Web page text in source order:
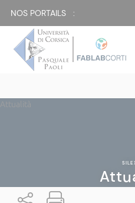
NOS PORTAILS :
Attualità